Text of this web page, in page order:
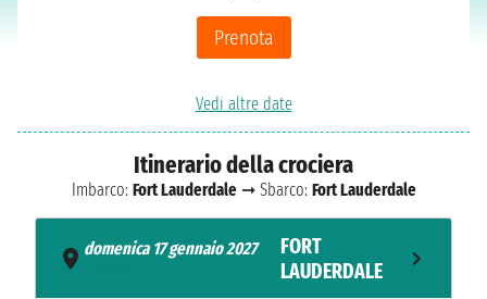
Prenota
Vedi altre date
Itinerario della crociera
Imbarco: Fort Lauderdale➞ Sbarco: Fort Lauderdale
domenica 17 gennaio 2027
FORT
LAUDERDALE